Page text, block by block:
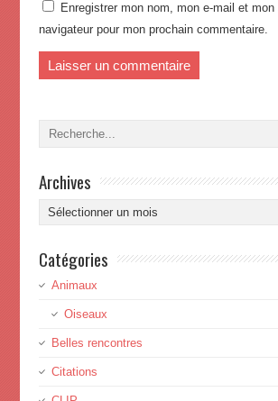
Enregistrer mon nom, mon e-mail et
navigateur pour mon prochain commentaire.
Archives
Archives
Catégories
Animaux
Oiseaux
Belles rencontres
Citations